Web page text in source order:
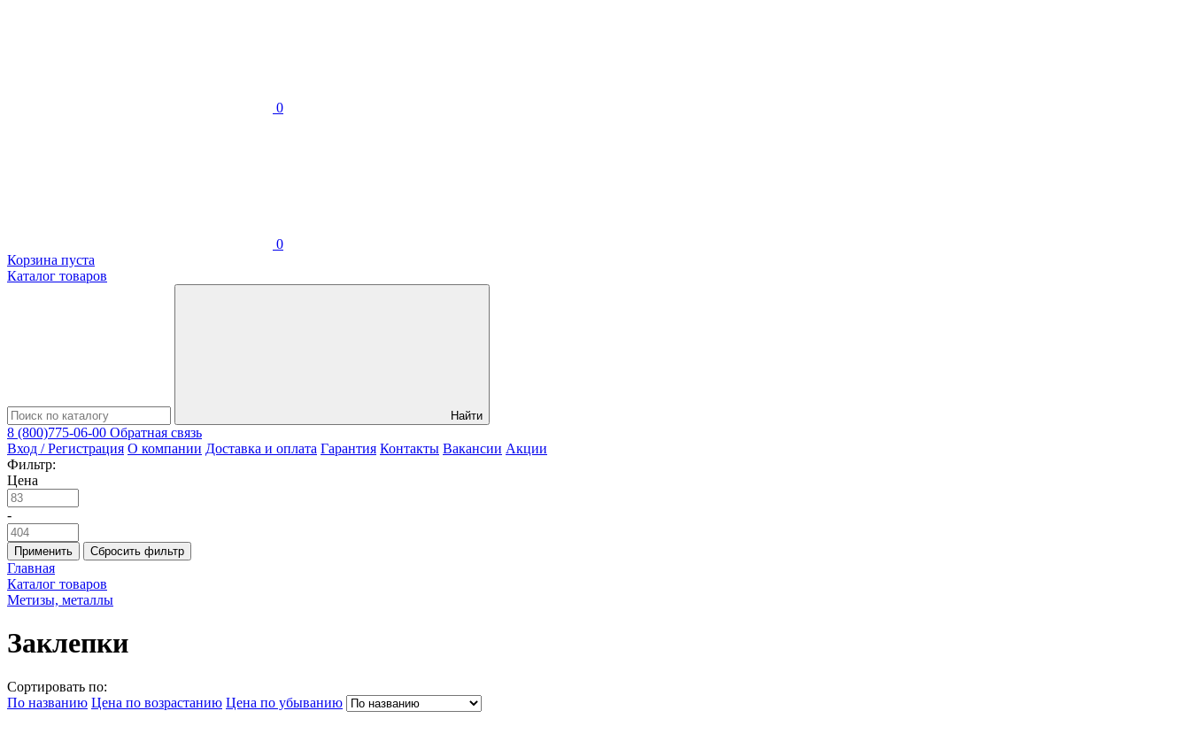
0
0
Корзина пуста
Каталог товаров
Найти
8 (800)775-06-00 Обратная связь
Вход / Регистрация О компании Доставка и оплата Гарантия Контакты Вакансии Акции
Фильтр:
Цена
-
Применить Сбросить фильтр
Главная
Каталог товаров
Метизы, металлы
Заклепки
Сортировать по:
По названию Цена по возрастанию Цена по убыванию